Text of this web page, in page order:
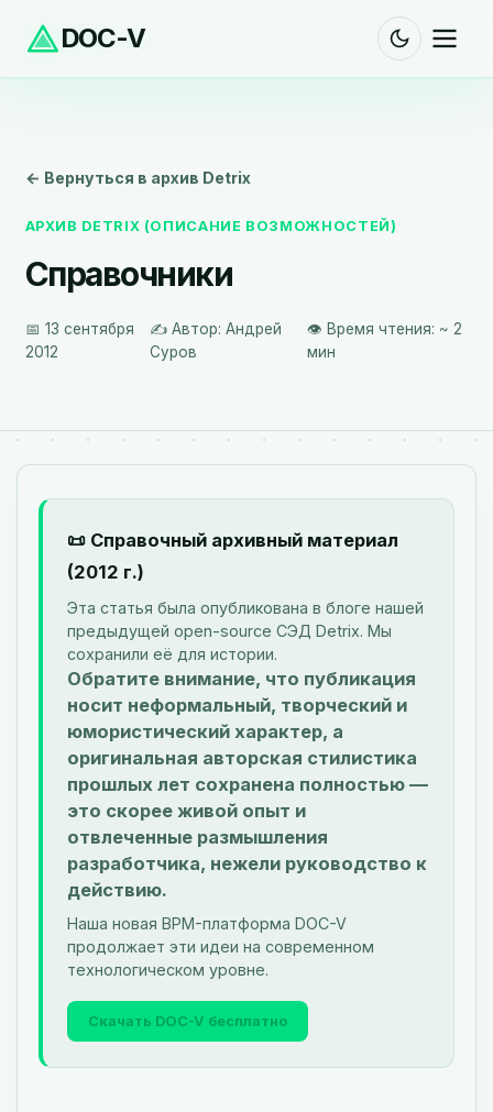
DOC-V
← Вернуться в архив Detrix
АРХИВ DETRIX (ОПИСАНИЕ ВОЗМОЖНОСТЕЙ)
Справочники
📅 13 сентября
2012
✍️ Автор: Андрей
Суров
👁️ Время чтения: ~ 2
мин
📜 Справочный архивный материал
(2012 г.)
Эта статья была опубликована в блоге нашей
предыдущей open-source СЭД Detrix. Мы
сохранили её для истории.
Обратите внимание, что публикация
носит неформальный, творческий и
юмористический характер, а
оригинальная авторская стилистика
прошлых лет сохранена полностью —
это скорее живой опыт и
отвлеченные размышления
разработчика, нежели руководство к
действию.
Наша новая BPM-платформа DOC-V
продолжает эти идеи на современном
технологическом уровне.
Скачать DOC-V бесплатно